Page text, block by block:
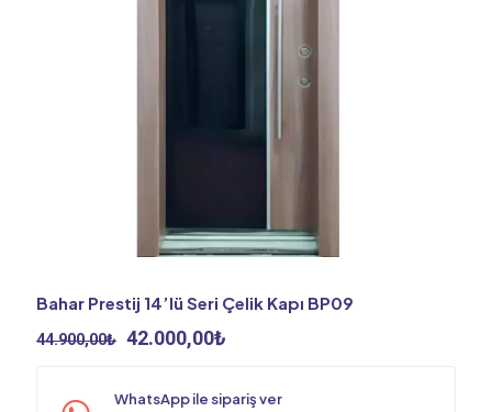
Bahar Prestij 14’lü Seri Çelik Kapı BP09
44.900,00₺ Orijinal
42.000,00₺
WhatsApp ile sipariş ver